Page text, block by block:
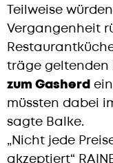
Teilweise
Vergangenheit
träge geltenden
zum Gasherd
müssten dabei
sagte Balke.
„Nicht jede
akzeptiert“